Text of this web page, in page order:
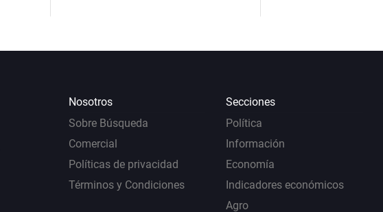
Nosotros
Sobre Búsqueda
Comercial
Políticas de privacidad
Términos y Condiciones
Secciones
Política
Información
Economía
Indicadores económicos
Agro